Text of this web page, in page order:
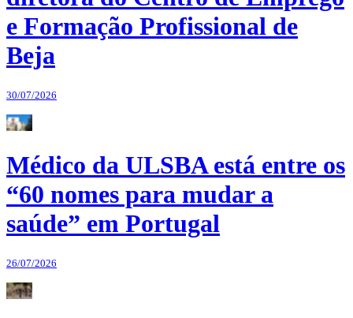
e Formação Profissional de
Beja
30/07/2026
Médico da ULSBA está entre os
“60 nomes para mudar a
saúde” em Portugal
26/07/2026